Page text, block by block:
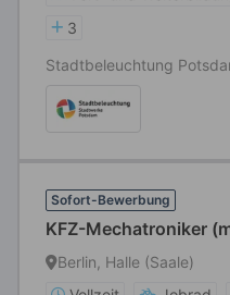
3
Stadtbeleuchtung
Sofort-Bewerbung
KFZ-Mechatroniker
Berlin, Halle (Saale)